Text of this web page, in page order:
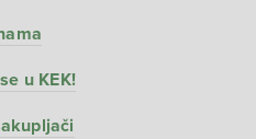
u KEK!